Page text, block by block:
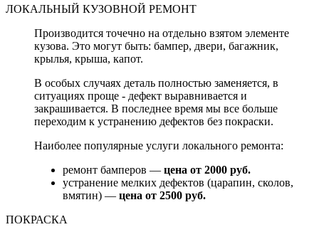
ЛОКАЛЬНЫЙ КУЗОВНОЙ РЕМОНТ
Производится точечно на отдельно взятом элементе
кузова. Это могут быть: бампер, двери, багажник,
крылья, крыша, капот.
В особых случаях деталь полностью заменяется, в
ситуациях проще - дефект выравнивается и
закрашивается. В последнее время мы все больше
переходим к устранению дефектов без покраски.
Наиболее популярные услуги локального ремонта:
ремонт бамперов — цена от 2000 руб.
устранение мелких дефектов (царапин, сколов,
вмятин) — цена от 2500 руб.
ПОКРАСКА